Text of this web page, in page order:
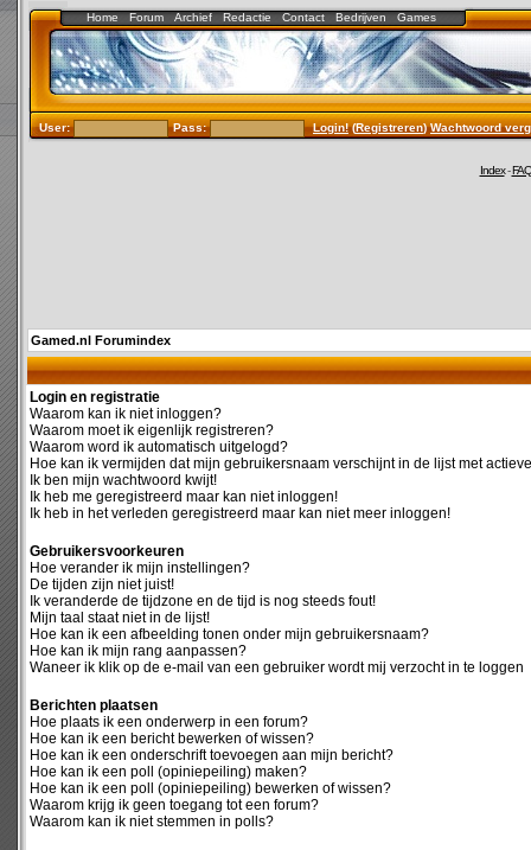
Home Forum Archief Redactie Contact Bedrijven Games
User: Pass: Login!(Registreren)Wachtwoord
Index-FAQ
Gamed.nl Forumindex
Login en registratie
Waarom kan ik niet inloggen?
Waarom moet ik eigenlijk registreren?
Waarom word ik automatisch uitgelogd?
Hoe kan ik vermijden dat mijn gebruikersnaam verschijnt in de lijst met
Ik ben mijn wachtwoord kwijt!
Ik heb me geregistreerd maar kan niet inloggen!
Ik heb in het verleden geregistreerd maar kan niet meer inloggen!
Gebruikersvoorkeuren
Hoe verander ik mijn instellingen?
De tijden zijn niet juist!
Ik veranderde de tijdzone en de tijd is nog steeds fout!
Mijn taal staat niet in de lijst!
Hoe kan ik een afbeelding tonen onder mijn gebruikersnaam?
Hoe kan ik mijn rang aanpassen?
Waneer ik klik op de e-mail van een gebruiker wordt mij verzocht in te loggen
Berichten plaatsen
Hoe plaats ik een onderwerp in een forum?
Hoe kan ik een bericht bewerken of wissen?
Hoe kan ik een onderschrift toevoegen aan mijn bericht?
Hoe kan ik een poll (opiniepeiling) maken?
Hoe kan ik een poll (opiniepeiling) bewerken of wissen?
Waarom krijg ik geen toegang tot een forum?
Waarom kan ik niet stemmen in polls?